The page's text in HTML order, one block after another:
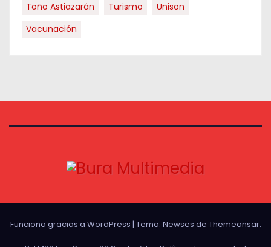
Toño Astiazarán
Turismo
Unison
Vacunación
Funciona gracias a WordPress | Tema: Newses de Themeansar.